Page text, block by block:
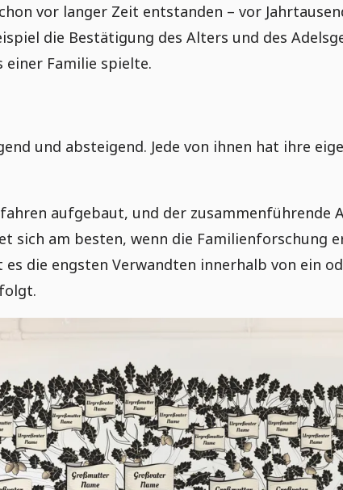
vor langer Zeit entstanden – vor
die Bestätigung des Alters und des
einer Familie spielte.
und absteigend. Jede von ihnen hat ihre
aufgebaut, und der zusammenführende
sich am besten, wenn die
die engsten Verwandten innerhalb von ein